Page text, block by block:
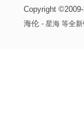
Copyright
海伦 - 星海 等全新